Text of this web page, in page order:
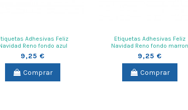
Adhesivas Feliz
Reno fondo azul
9,25 €
Comprar
Etiquetas Adhesivas Feliz
Navidad Reno fondo marron
9,25 €
Comprar